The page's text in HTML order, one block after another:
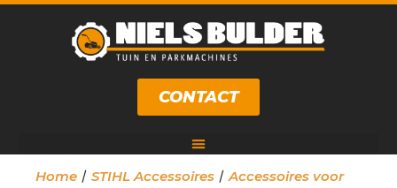
CONTACT
Home / STIHL Accessoires / Accessoires voor